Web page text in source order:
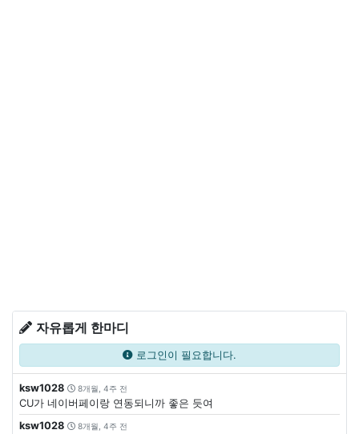
자유롭게 한마디
로그인이 필요합니다.
ksw1028 8개월, 4주 전
CU가 네이버페이랑 연동되니까 좋은 듯여
ksw1028
8개월, 4주 전